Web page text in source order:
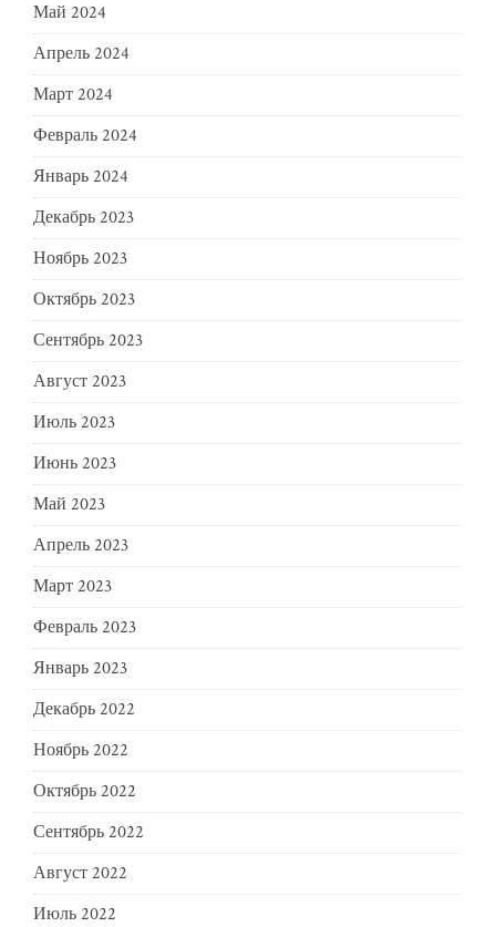
Май 2024
Апрель 2024
Март 2024
Февраль 2024
Январь 2024
Декабрь 2023
Ноябрь 2023
Октябрь 2023
Сентябрь 2023
Август 2023
Июль 2023
Июнь 2023
Май 2023
Апрель 2023
Март 2023
Февраль 2023
Январь 2023
Декабрь 2022
Ноябрь 2022
Октябрь 2022
Сентябрь 2022
Август 2022
Июль 2022